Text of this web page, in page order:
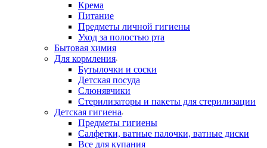
Крема
Питание
Предметы личной гигиены
Уход за полостью рта
Бытовая химия
Для кормления
Бутылочки и соски
Детская посуда
Слюнявчики
Стерилизаторы и пакеты для стерилизации
Детская гигиена
Предметы гигиены
Салфетки, ватные палочки, ватные диски
Все для купания